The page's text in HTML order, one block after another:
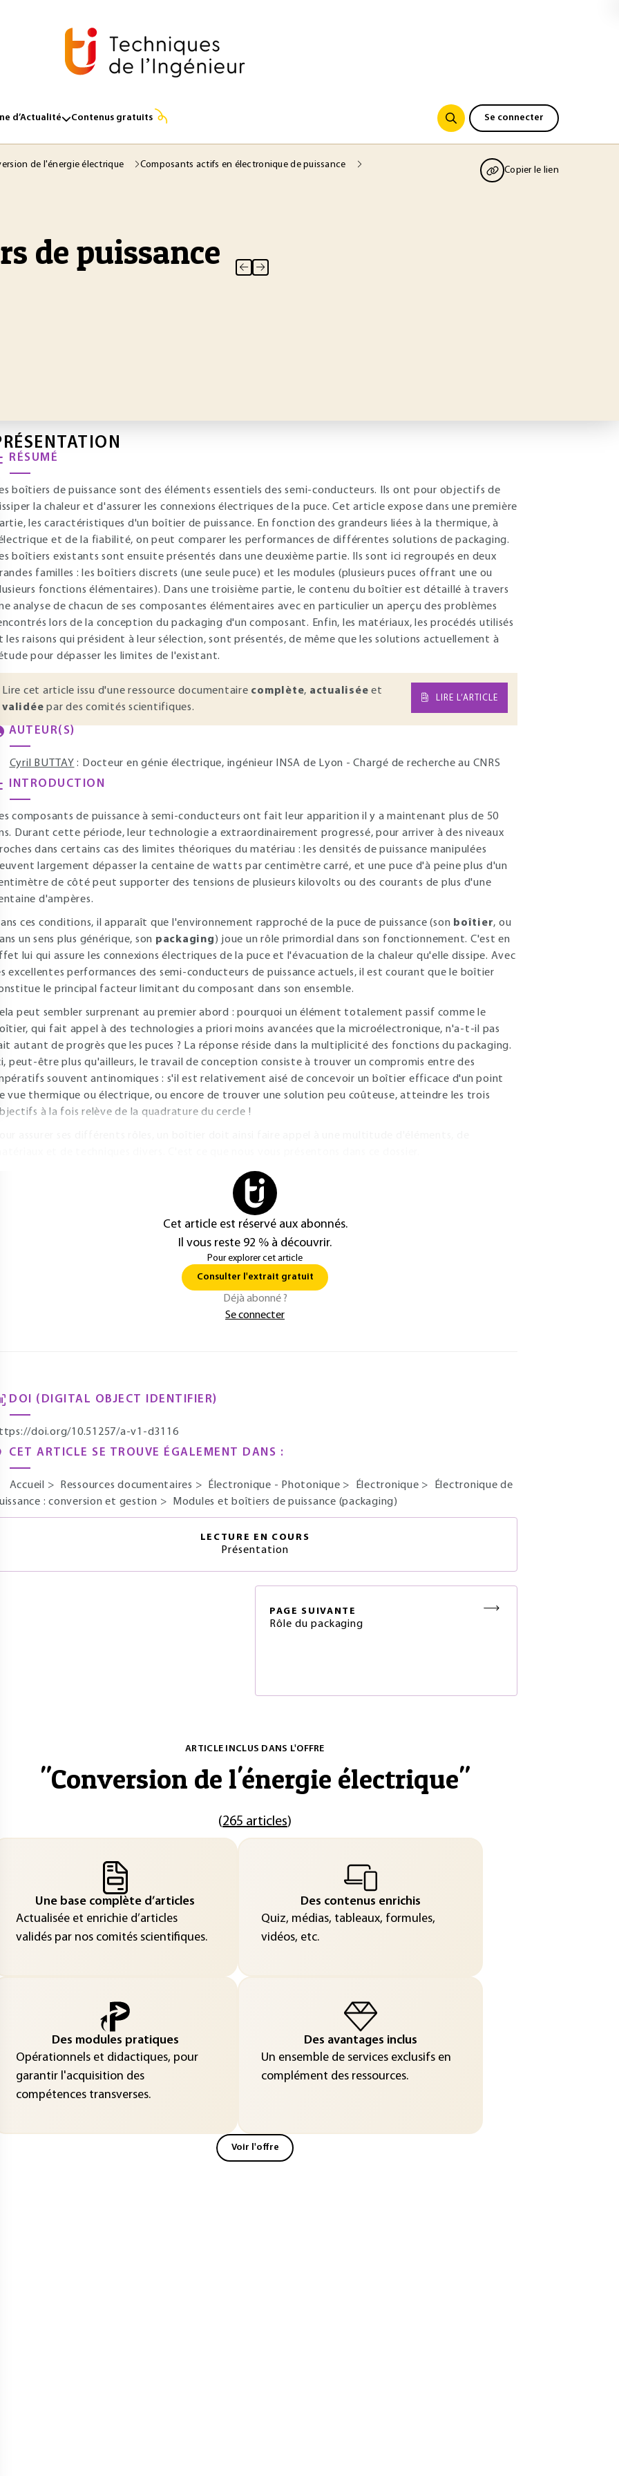
d’Actualité Contenus gratuits Se connecter
de l'énergie électrique Composants actifs en électronique de puissance
Copier le lien
de puissance
RÉSUMÉ
boîtiers de puissance sont des éléments essentiels des semi-conducteurs. Ils ont pour objectifs de
la chaleur et d'assurer les connexions électriques de la puce. Cet article expose dans une première
les caractéristiques d'un boîtier de puissance. En fonction des grandeurs liées à la thermique, à
et de la fiabilité, on peut comparer les performances de différentes solutions de packaging.
boîtiers existants sont ensuite présentés dans une deuxième partie. Ils sont ici regroupés en deux
familles : les boîtiers discrets (une seule puce) et les modules (plusieurs puces offrant une ou
fonctions élémentaires). Dans une troisième partie, le contenu du boîtier est détaillé à travers
analyse de chacun de ses composantes élémentaires avec en particulier un aperçu des problèmes
lors de la conception du packaging d'un composant. Enfin, les matériaux, les procédés utilisés
les raisons qui président à leur sélection, sont présentés, de même que les solutions actuellement à
pour dépasser les limites de l'existant.
Lire cet article issu d'une ressource documentaire complète, actualisée et
validée par des comités scientifiques.
LIRE L’ARTICLE
AUTEUR(S)
Cyril BUTTAY : Docteur en génie électrique, ingénieur INSA de Lyon - Chargé de recherche au CNRS
INTRODUCTION
composants de puissance à semi-conducteurs ont fait leur apparition il y a maintenant plus de 50
Durant cette période, leur technologie a extraordinairement progressé, pour arriver à des niveaux
dans certains cas des limites théoriques du matériau : les densités de puissance manipulées
largement dépasser la centaine de watts par centimètre carré, et une puce d'à peine plus d'un
de côté peut supporter des tensions de plusieurs kilovolts ou des courants de plus d'une
d'ampères.
ces conditions, il apparaît que l'environnement rapproché de la puce de puissance (son boîtier, ou
un sens plus générique, son packaging) joue un rôle primordial dans son fonctionnement. C'est en
lui qui assure les connexions électriques de la puce et l'évacuation de la chaleur qu'elle dissipe. Avec
excellentes performances des semi-conducteurs de puissance actuels, il est courant que le boîtier
le principal facteur limitant du composant dans son ensemble.
peut sembler surprenant au premier abord : pourquoi un élément totalement passif comme le
qui fait appel à des technologies a priori moins avancées que la microélectronique, n'a-t-il pas
autant de progrès que les puces ? La réponse réside dans la multiplicité des fonctions du packaging.
peut-être plus qu'ailleurs, le travail de conception consiste à trouver un compromis entre des
souvent antinomiques : s'il est relativement aisé de concevoir un boîtier efficace d'un point
vue thermique ou électrique, ou encore de trouver une solution peu coûteuse, atteindre les trois
à la fois relève de la quadrature du cercle !
Cet article est réservé aux abonnés.
Il vous reste 92 % à découvrir.
Pour explorer cet article
Consulter l'extrait gratuit
Déjà abonné ?
Se connecter
DOI (DIGITAL OBJECT IDENTIFIER)
doi.org/10.51257/a-v1-d3116
CET ARTICLE SE TROUVE ÉGALEMENT DANS :
Accueil > Ressources documentaires > Électronique - Photonique > Électronique >
Électronique de
: conversion et gestion > Modules et boîtiers de puissance (packaging)
LECTURE EN COURS
Présentation
PAGE SUIVANTE
Rôle du packaging
ARTICLE INCLUS DANS L'OFFRE
"Conversion de l'énergie électrique"
(265 articles)
Une base complète d’articles
Actualisée et enrichie d’articles
validés par nos comités scientifiques.
Des contenus enrichis
Quiz, médias, tableaux, formules,
vidéos, etc.
Des modules pratiques
Opérationnels et didactiques, pour
garantir l'acquisition des
compétences transverses.
Des avantages inclus
Un ensemble de services exclusifs en
complément des ressources.
Voir l'offre